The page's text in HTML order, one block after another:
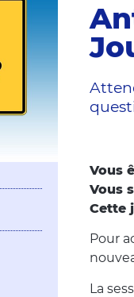
Vous
Vous
Cette
Pour
La